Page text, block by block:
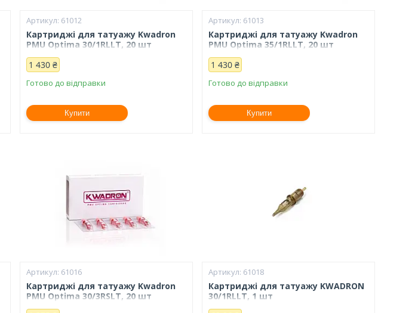
61012
Картриджі для татуажу Kwadron
PMU Optima 30/1RLLT, 20 шт
1 430 ₴
Готово до відправки
Купити
61013
Картриджі для татуажу Kwadron
PMU Optima 35/1RLLT, 20 шт
1 430 ₴
Готово до відправки
Купити
61016
Картриджі для татуажу Kwadron
PMU Optima 30/3RSLT, 20 шт
61018
Картриджі для татуажу KWADRON
30/1RLLT, 1 шт